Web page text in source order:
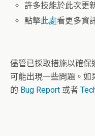
許多技能於此次更
點擊此處看更多資
儘管已採取措施以確保
可能出現一些問題。如
的 Bug Report 或者